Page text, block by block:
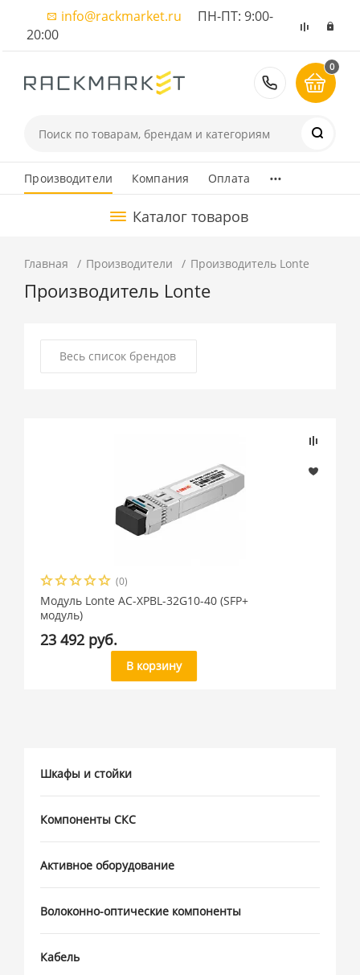
info@rackmarket.ru ПН-ПТ: 9:00-
20:00
8 (495)
0
Производители Компания Оплата ...
Каталог товаров
Главная Производители Производитель Lonte
Производитель Lonte
Весь список брендов
(0)
Модуль Lonte AC-XPBL-32G10-40 (SFP+
модуль)
23 492 руб.
В корзину
Шкафы и стойки
Компоненты СКС
Активное оборудование
Волоконно-оптические компоненты
Кабель